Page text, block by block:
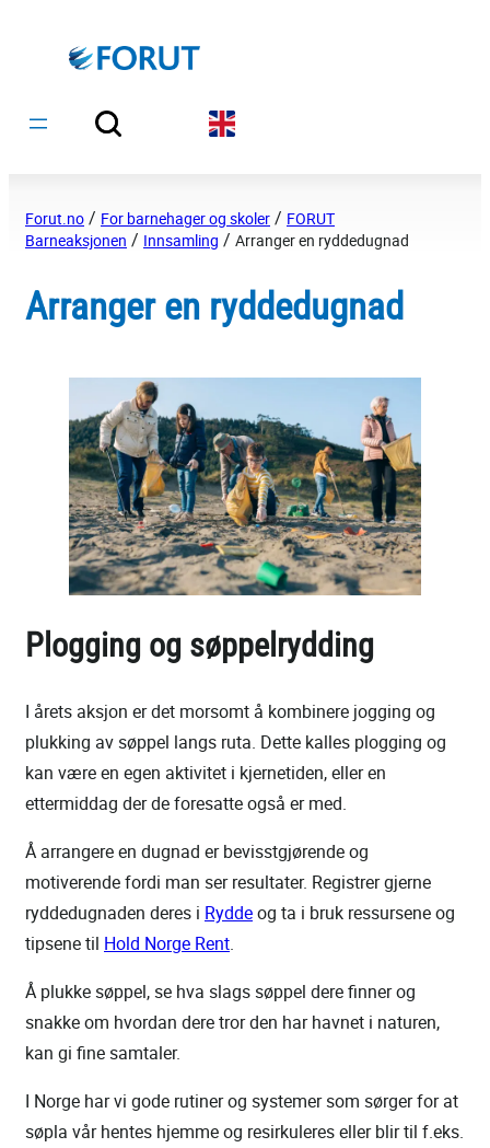
Forut.no / For barnehager og skoler / FORUT
Barneaksjonen / Innsamling / Arranger en ryddedugnad
Arranger en ryddedugnad
Plogging og søppelrydding
I årets aksjon er det morsomt å kombinere jogging og
plukking av søppel langs ruta. Dette kalles plogging og
kan være en egen aktivitet i kjernetiden, eller en
ettermiddag der de foresatte også er med.
Å arrangere en dugnad er bevisstgjørende og
motiverende fordi man ser resultater. Registrer gjerne
ryddedugnaden deres i Ryddeog ta i bruk ressursene og
tipsene til Hold Norge Rent.
Å plukke søppel, se hva slags søppel dere finner og
snakke om hvordan dere tror den har havnet i naturen,
kan gi fine samtaler.
I Norge har vi gode rutiner og systemer som sørger for at
søpla vår hentes hjemme og resirkuleres eller blir til f.eks.